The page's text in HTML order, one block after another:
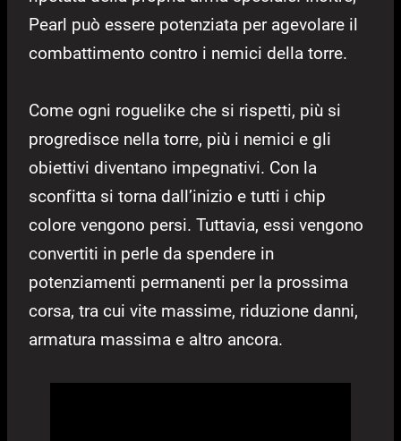
Pearl può essere potenziata per agevolare il
combattimento contro i nemici della torre.
Come ogni roguelike che si rispetti, più si
progredisce nella torre, più i nemici e gli
obiettivi diventano impegnativi. Con la
sconfitta si torna dall’inizio e tutti i chip
colore vengono persi. Tuttavia, essi vengono
convertiti in perle da spendere in
potenziamenti permanenti per la prossima
corsa, tra cui vite massime, riduzione danni,
armatura massima e altro ancora.